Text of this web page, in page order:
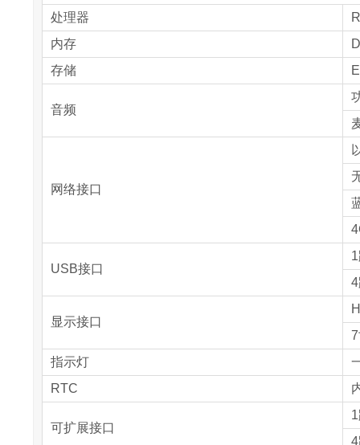
处理器
内存
存储
音频
网络接口
USB接口
显示接口
指示灯
RTC
可扩展接口